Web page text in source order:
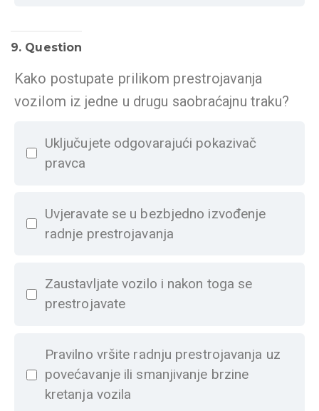
9. Question
Kako postupate prilikom prestrojavanja
vozilom iz jedne u drugu saobraćajnu traku?
Uključujete odgovarajući pokazivač
pravca
Uvjeravate se u bezbjedno izvođenje
radnje prestrojavanja
Zaustavljate vozilo i nakon toga se
prestrojavate
Pravilno vršite radnju prestrojavanja uz
povećavanje ili smanjivanje brzine
kretanja vozila